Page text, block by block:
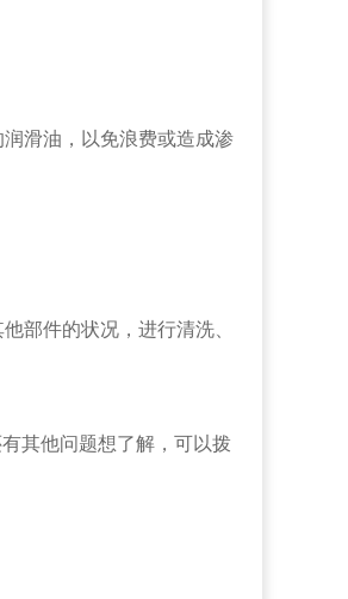
滑油，以免浪费或造成渗
部件的状况，进行清洗、
其他问题想了解，可以拨